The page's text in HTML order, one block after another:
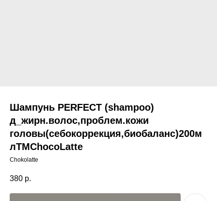
Шампунь PERFECT (shampoo)
д_жирн.волос,проблем.кожи
головы(себокоррекция,биобаланс)200м
лTMChocoLatte
Chokolatte
380 р.